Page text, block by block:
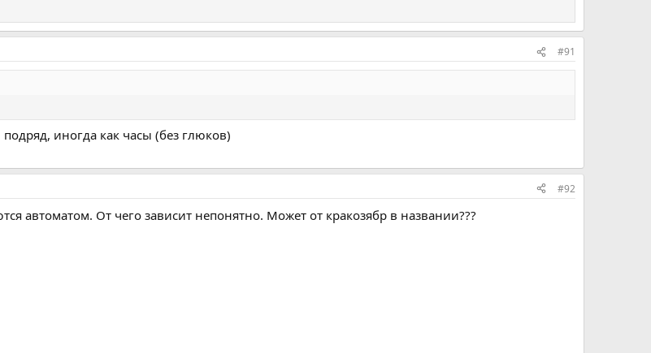
#91
иногда как часы (без глюков)
#92
автоматом. От чего зависит непонятно. Может от кракозябр в названии???